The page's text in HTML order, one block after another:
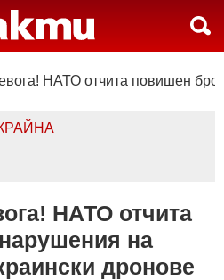
НАТО отчита повишен
НАТО отчита
на
дронове